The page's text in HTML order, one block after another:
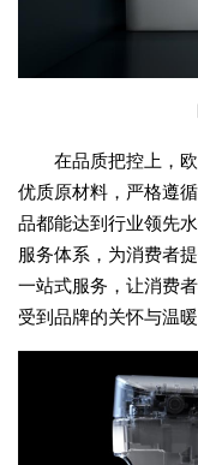
在品质把控上，
优质原材料，严格遵
品都能达到行业领先
服务体系，为消费者
一站式服务，让消费
受到品牌的关怀与温暖